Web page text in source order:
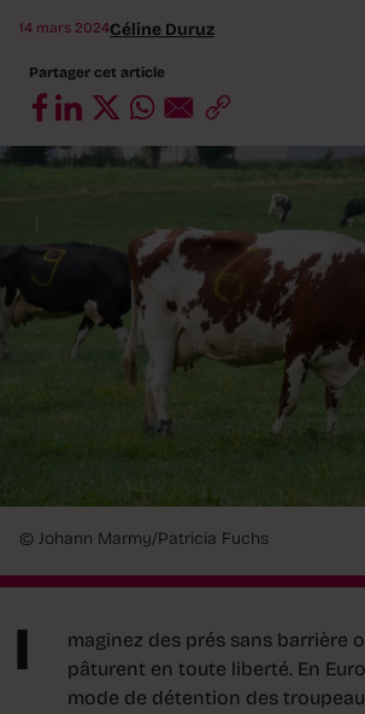
14 mars 2024Céline Duruz
Partager cet article
© Johann Marmy/Patricia Fuchs
I
maginez des prés sans barrière
pâturent en toute liberté. En
mode de détention des